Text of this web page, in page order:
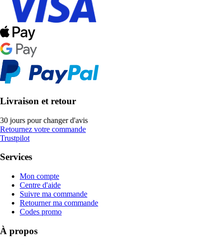
Livraison et retour
30 jours pour changer d'avis
Retournez votre commande
Trustpilot
Services
Mon compte
Centre d'aide
Suivre ma commande
Retourner ma commande
Codes promo
À propos